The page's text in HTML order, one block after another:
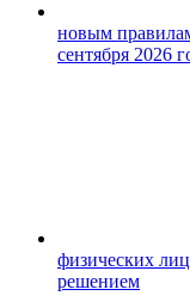
новым
сентября 2026
физических
решением